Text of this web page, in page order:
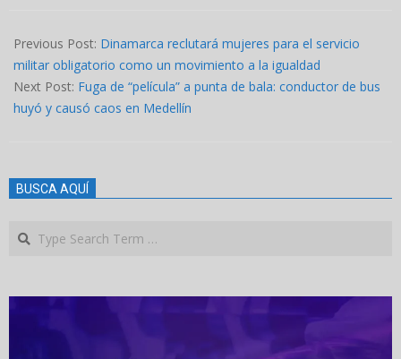
03-
17
Previous Post: Dinamarca reclutará mujeres para el servicio
militar obligatorio como un movimiento a la igualdad
Next Post: Fuga de “película” a punta de bala: conductor de bus
huyó y causó caos en Medellín
BUSCA AQUÍ
Search